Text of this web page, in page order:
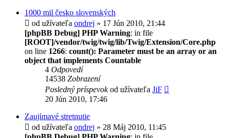
1000 mil česko slovenských
od užívateľa ondrej » 17 Jún 2010, 21:44
[phpBB Debug] PHP Warning: in file
[ROOT]/vendor/twig/twig/lib/Twig/Extension/Core.php
on line 1266: count(): Parameter must be an array or an
object that implements Countable
4 Odpovedí
14538 Zobrazení
Posledný príspevokod užívateľa JiF
20 Jún 2010, 17:46
Zaujímavé stretnutie
od užívateľa ondrej » 28 Máj 2010, 11:45